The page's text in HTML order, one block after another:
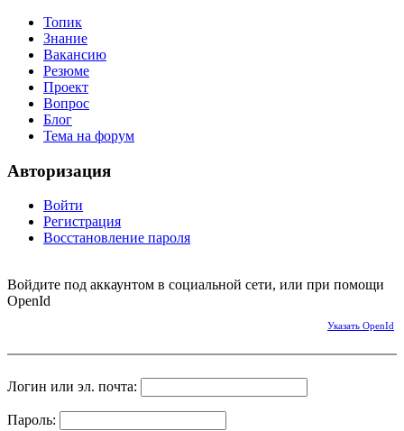
Топик
Знание
Вакансию
Резюме
Проект
Вопрос
Блог
Тема на форум
Авторизация
Войти
Регистрация
Восстановление пароля
Войдите под аккаунтом в социальной сети, или при помощи
OpenId
Указать OpenId
Логин или эл. почта:
Пароль: